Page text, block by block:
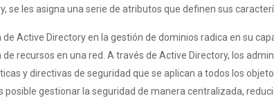
se les asigna una serie de atributos que definen sus
de Active Directory en la gestión de dominios radica en su
recursos en una red. A través de Active Directory, los
y directivas de seguridad que se aplican a todos los
posible gestionar la seguridad de manera centralizada,